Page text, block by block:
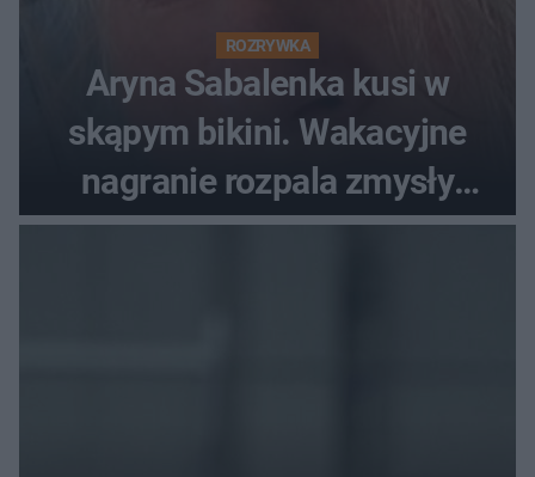
ROZRYWKA
Aryna Sabalenka kusi w
skąpym bikini. Wakacyjne
nagranie rozpala zmysły
fanów